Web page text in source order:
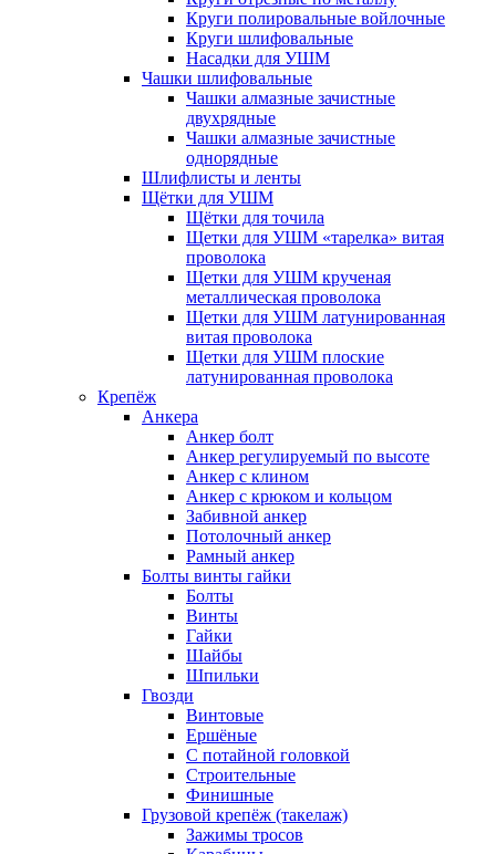
Круги полировальные войлочные
Круги шлифовальные
Насадки для УШМ
Чашки шлифовальные
Чашки алмазные зачистные
двухрядные
Чашки алмазные зачистные
однорядные
Шлифлисты и ленты
Щётки для УШМ
Щётки для точила
Щетки для УШМ «тарелка» витая
проволока
Щетки для УШМ крученая
металлическая проволока
Щетки для УШМ латунированная
витая проволока
Щетки для УШМ плоские
латунированная проволока
Крепёж
Анкера
Анкер болт
Анкер регулируемый по высоте
Анкер с клином
Анкер с крюком и кольцом
Забивной анкер
Потолочный анкер
Рамный анкер
Болты винты гайки
Болты
Винты
Гайки
Шайбы
Шпильки
Гвозди
Винтовые
Ершёные
С потайной головкой
Строительные
Финишные
Грузовой крепёж (такелаж)
Зажимы тросов